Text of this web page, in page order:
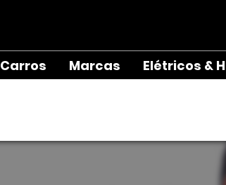
Carros Marcas Elétricos &